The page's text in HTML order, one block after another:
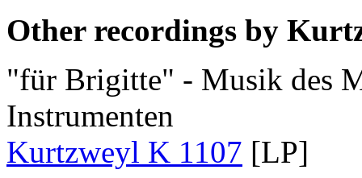
Other recordings by
"für Brigitte" - Musik des
Instrumenten
Kurtzweyl K 1107 [LP]